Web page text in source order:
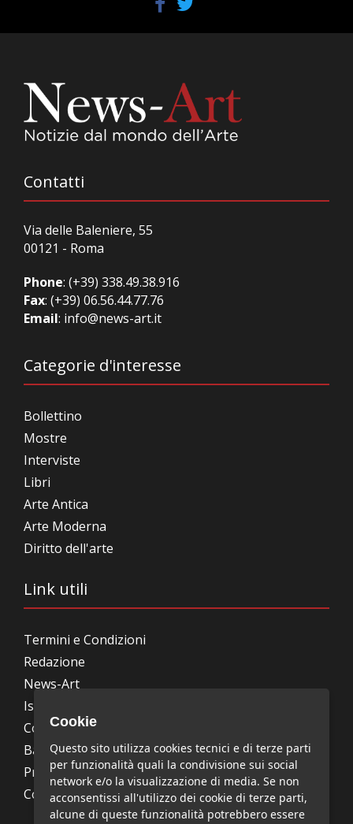
Contatti
Via delle Baleniere, 55
00121 - Roma
Phone: (+39) 338.49.38.916
Fax: (+39) 06.56.44.77.76
Email: info@news-art.it
Categorie d'interesse
Bollettino
Mostre
Interviste
Libri
Arte Antica
Arte Moderna
Diritto dell'arte
Link utili
Termini e Condizioni
Redazione
News-Art
Iscrizione alla newsletter
Collabora con noi
Bandi, concorsi, premi
Privacy Policy
Cookie Policy
Cookie
Questo sito utilizza cookies tecnici e di terze parti
per funzionalità quali la condivisione sui social
network e/o la visualizzazione di media. Se non
acconsentissi all'utilizzo dei cookie di terze parti,
alcune di queste funzionalità potrebbero essere